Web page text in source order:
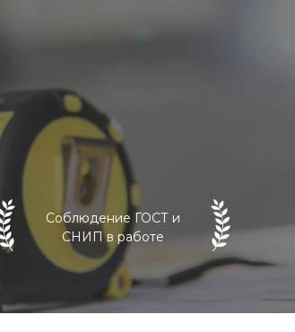
Соблюдение ГОСТ и
СНИП в работе